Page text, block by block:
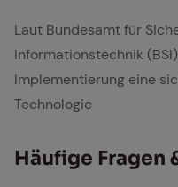
Laut Bundesamt für
Informationstechnik
Implementierung eine
Technologie
Häu­fi­ge Fra­gen